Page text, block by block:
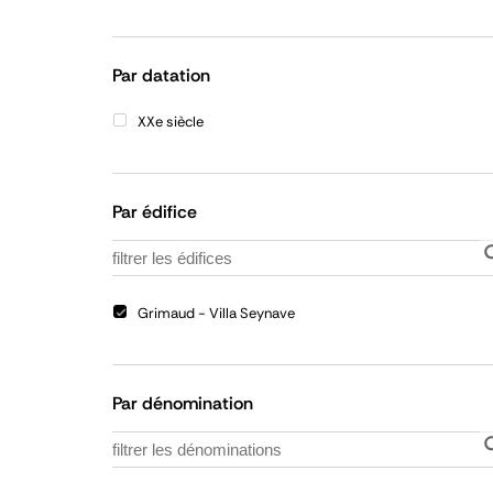
la
Par datation
XXe siècle
Par édifice
Grimaud - Villa Seynave
Par dénomination